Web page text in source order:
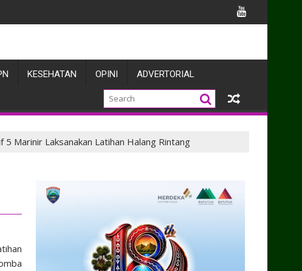
Perkuat Sinergi dengan Pers
KESEHATAN OPINI ADVERTORIAL
Marinir Laksanakan Latihan Halang Rintang